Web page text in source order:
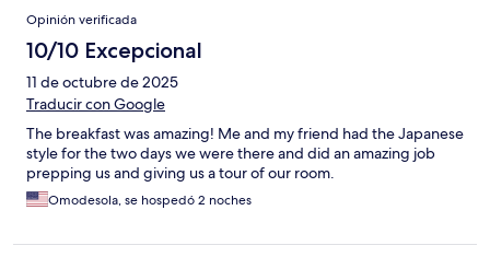
Opinión verificada
10/10 Excepcional
11 de octubre de 2025
Traducir con Google
The breakfast was amazing! Me and my friend had the Japanese
style for the two days we were there and did an amazing job
prepping us and giving us a tour of our room.
Omodesola, se hospedó 2 noches